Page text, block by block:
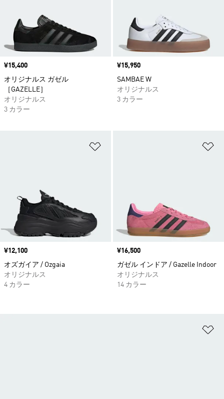
価格
¥15,400
オリジナルス ガゼル
［GAZELLE］
オリジナルス
3 カラー
価格
¥15,950
SAMBAE W
オリジナルス
3 カラー
価格
¥12,100
オズガイア / Ozgaia
オリジナルス
4 カラー
価格
¥16,500
ガゼル インドア / Gazelle Indoor
オリジナルス
14 カラー